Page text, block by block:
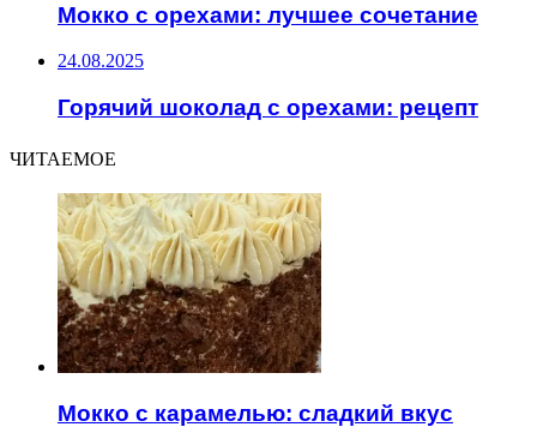
Мокко с орехами: лучшее сочетание
24.08.2025
Горячий шоколад с орехами: рецепт
ЧИТАЕМОЕ
Мокко с карамелью: сладкий вкус